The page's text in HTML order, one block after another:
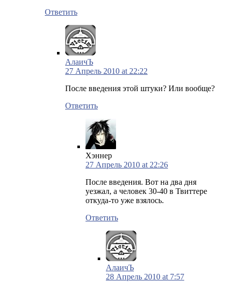
Ответить
АлаичЪ
27 Апрель 2010 at 22:22
После введения этой штуки? Или вообще?
Ответить
Хэннер
27 Апрель 2010 at 22:26
После введения. Вот на два дня
уезжал, а человек 30-40 в Твиттере
откуда-то уже взялось.
Ответить
АлаичЪ
28 Апрель 2010 at 7:57